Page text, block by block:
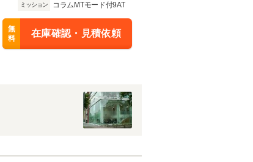
ミッション コラムMTモード付9AT
無
料
在庫確認・見積依頼